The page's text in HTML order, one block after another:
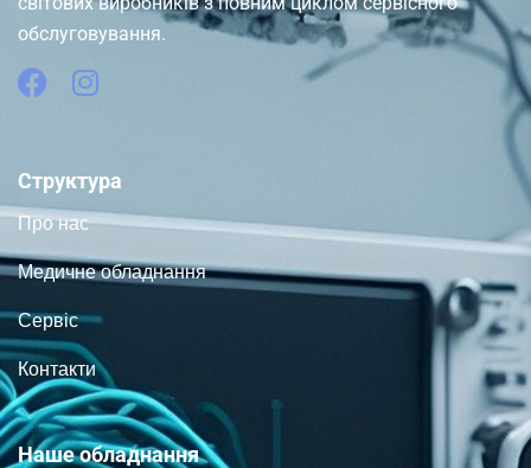
обслуговування.
Структура
Про нас
Медичне обладнання
Сервіс
Контакти
Наше обладнання